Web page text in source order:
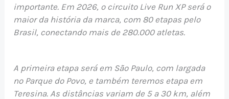
importante. Em 2026, o circuito Live Run XP será o
maior da história da marca, com 80 etapas pelo
Brasil, conectando mais de 280.000 atletas.
A primeira etapa será em São Paulo, com largada
no Parque do Povo, e também teremos etapa em
Teresina. As distâncias variam de 5 a 30 km, além